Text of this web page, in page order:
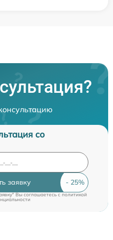
со
заявку
Вы соглашаетесь cполитикой